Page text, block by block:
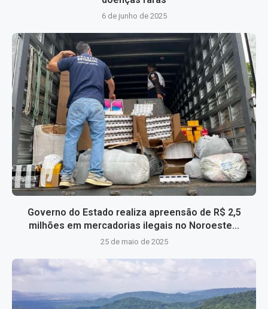
6 de junho de 2025
Governo do Estado realiza apreensão de R$ 2,5
milhões em mercadorias ilegais no Noroeste...
25 de maio de 2025